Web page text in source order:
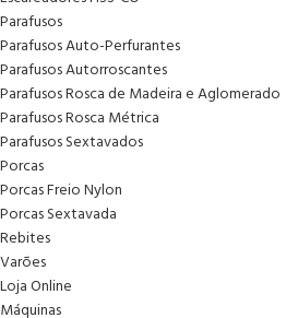
Parafusos
Parafusos Auto-Perfurantes
Parafusos Autorroscantes
Parafusos Rosca de Madeira e Aglomerado
Parafusos Rosca Métrica
Parafusos Sextavados
Porcas
Porcas Freio Nylon
Porcas Sextavada
Rebites
Varões
Loja Online
Máquinas